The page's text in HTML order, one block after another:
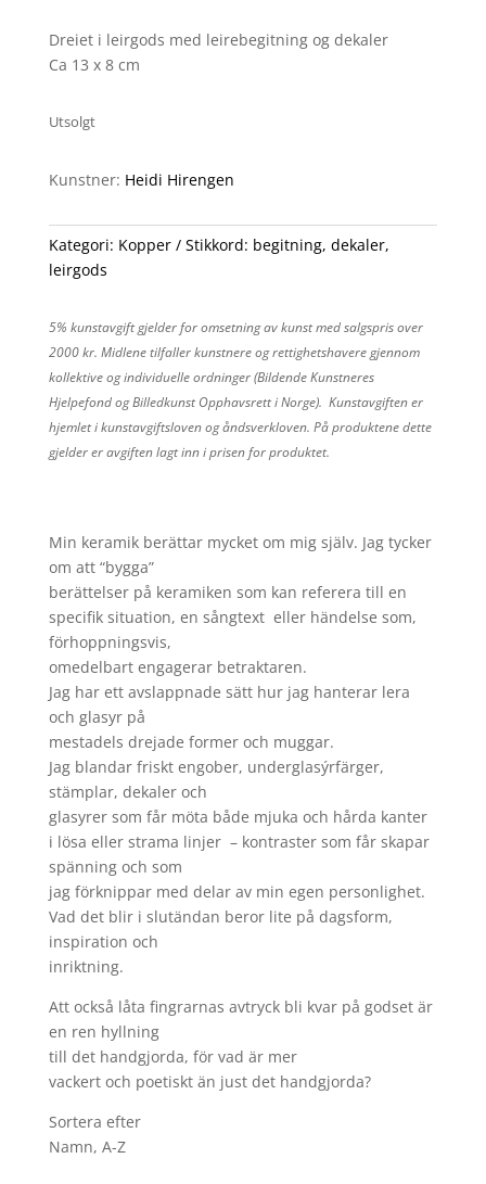
Dreiet i leirgods med leirebegitning og dekaler
Ca 13 x 8 cm
Utsolgt
Kunstner: Heidi Hirengen
Kategori: Kopper Stikkord: begitning, dekaler,
leirgods
5% kunstavgift gjelder for omsetning av kunst med salgspris over
2000 kr. Midlene tilfaller kunstnere og rettighetshavere gjennom
kollektive og individuelle ordninger (Bildende Kunstneres
Hjelpefond og Billedkunst Opphavsrett i Norge). Kunstavgiften er
hjemlet i kunstavgiftsloven og åndsverkloven. På produktene dette
gjelder er avgiften lagt inn i prisen for produktet.
Min keramik berättar mycket om mig själv. Jag tycker
om att “bygga”
berättelser på keramiken som kan referera till en
specifik situation, en sångtext eller händelse som,
förhoppningsvis,
omedelbart engagerar betraktaren.
Jag har ett avslappnade sätt hur jag hanterar lera
och glasyr på
mestadels drejade former och muggar.
Jag blandar friskt engober, underglasýrfärger,
stämplar, dekaler och
glasyrer som får möta både mjuka och hårda kanter
i lösa eller strama linjer – kontraster som får skapar
spänning och som
jag förknippar med delar av min egen personlighet.
Vad det blir i slutändan beror lite på dagsform,
inspiration och
inriktning.
Att också låta fingrarnas avtryck bli kvar på godset är
en ren hyllning
till det handgjorda, för vad är mer
vackert och poetiskt än just det handgjorda?
Sortera efter
Namn, A-Z